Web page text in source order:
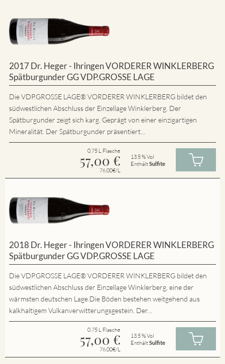
2017 Dr. Heger - Ihringen VORDERER WINKLERBERG
Spätburgunder GG VDP.GROSSE LAGE
Die VDP.GROSSE LAGE® VORDERER WINKLERBERG bildet den
südwestlichen Abschluss der Einzellage Winklerberg. Der
Spätburgunder zeigt sich karg. Geprägt von einer einzigartigen
Mineralität. Der Spätburgunder präsentiert...
0.75 L Flasche
57,00 €
76.00€/L
13.5 % Vol
EnthältSulfite
2018 Dr. Heger - Ihringen VORDERER WINKLERBERG
Spätburgunder GG VDP.GROSSE LAGE
Die VDP.GROSSE LAGE® VORDERER WINKLERBERG bildet den
südwestlichen Abschluss der Einzellage Winklerberg, eine der
wärmsten deutschen Lage.Die Böden bestehen weitgehend aus
kalkhaltigem Vulkanverwitterungsgestein. Der...
0.75 L Flasche
57,00 €
76.00€/L
13.5 % Vol
EnthältSulfite